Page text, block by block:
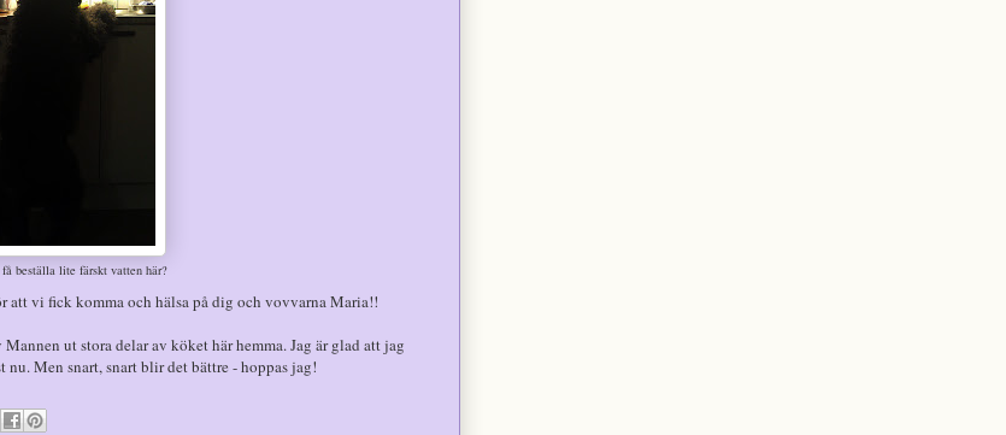
beställa lite färskt vatten här?
att vi fick komma och hälsa på dig och vovvarna Maria!!
ut stora delar av köket här hemma. Jag är glad att jag
Men snart, snart blir det bättre - hoppas jag!